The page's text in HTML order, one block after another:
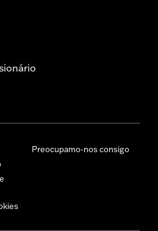
Preocupamo-nos consigo